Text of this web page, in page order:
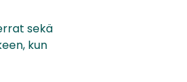
sekä
kun